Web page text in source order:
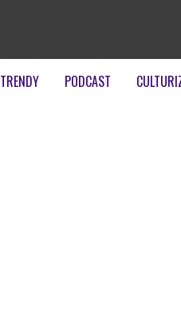
TRENDY PODCAST